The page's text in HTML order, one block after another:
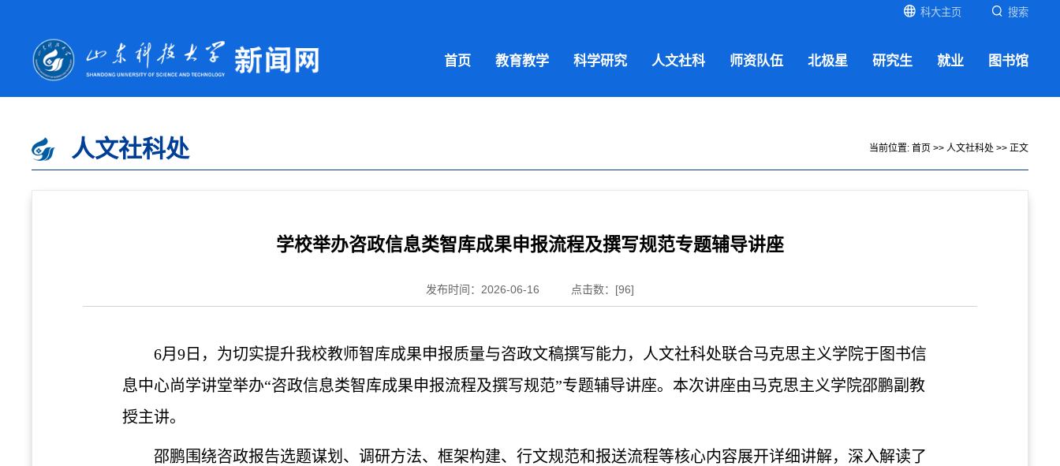
科大主页 搜索
首页 教育教学 科学研究 人文社科 师资队伍 北极星 研究生 就业 图书馆
人文社科处 当前位置: 首页 >> 人文社科处 >> 正文
学校举办咨政信息类智库成果申报流程及撰写规范专题辅导讲座
发布时间：2026-06-16 点击数：[96]
6月9日， 为切实提升我校教师智库成果申报质量与咨政文稿撰写能力，人文社科处联合马克思主义学院于图书信
息中心尚学讲堂举办“咨政信息类智库成果申报流程及撰写规范”专题辅导讲座。本次讲座由马克思主义学院邵鹏副教
授主讲。
邵鹏围绕咨政报告选题谋划 、调研方法、框架构建、行文规范和报送流程等核心内容展开详细讲解，深入解读了